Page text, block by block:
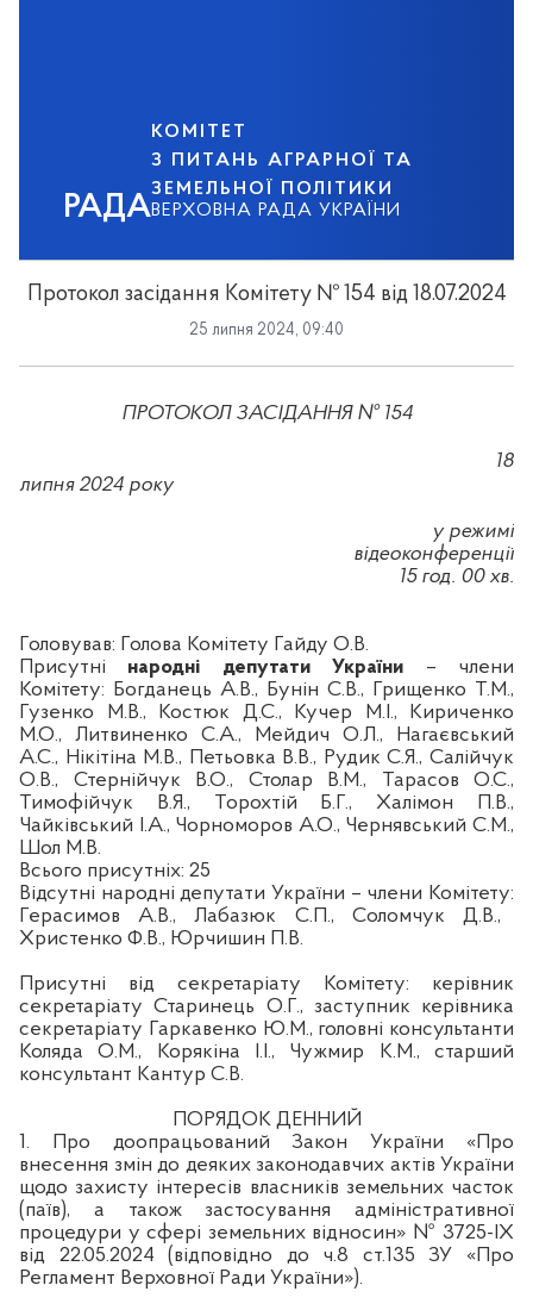
РАДА
КОМІТЕТ
З ПИТАНЬ АГРАРНОЇ ТА
ЗЕМЕЛЬНОЇ ПОЛІТИКИ
ВЕРХОВНА РАДА УКРАЇНИ
Протокол засідання Комітету № 154 від 18.07.2024
25 липня 2024, 09:40
ПРОТОКОЛ ЗАСІДАННЯ № 154
18
липня 2024 року
у режимі
відеоконференції
15 год. 00 хв.
Головував: Голова Комітету Гайду О.В.
Присутні
народні депутати України – члени
Комітету: Богданець А.В., Бунін С.В., Грищенко Т.М.,
Гузенко М.В., Костюк Д.С., Кучер М.І., Кириченко
М.О., Литвиненко С.А., Мейдич О.Л., Нагаєвський
А.С., Нікітіна М.В., Петьовка В.В., Рудик С.Я., Салійчук
О.В., Стернійчук В.О., Столар В.М., Тарасов О.С.,
Тимофійчук В.Я., Торохтій Б.Г., Халімон П.В.,
Чайківський І.А., Чорноморов А.О., Чернявський С.М.,
Шол М.В.
Всього присутніх: 25
Відсутні народні депутати України – члени Комітету:
Герасимов А.В., Лабазюк С.П., Соломчук Д.В.,
Христенко Ф.В., Юрчишин П.В.
Присутні від секретаріату Комітету: керівник
секретаріату Старинець О.Г., заступник керівника
секретаріату Гаркавенко Ю.М., головні консультанти
Коляда О.М., Корякіна І.І., Чужмир К.М., старший
консультант Кантур С.В.
ПОРЯДОК ДЕННИЙ
1. Про доопрацьований Закон України «Про
внесення змін до деяких законодавчих актів України
щодо захисту інтересів власників земельних часток
(паїв), а також застосування адміністративної
процедури у сфері земельних відносин» № 3725-ІХ
від 22.05.2024 (відповідно до ч.8 ст.135 ЗУ «Про
Регламент Верховної Ради України»).